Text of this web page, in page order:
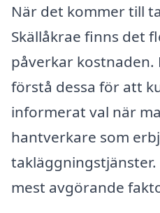
När det kommer till
Skällåkrae finns det
påverkar
förstå dessa för att
informerat val när
hantverkare som
mest avgörande